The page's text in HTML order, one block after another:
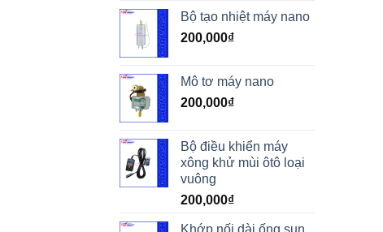
Bộ tạo nhiệt máy nano
200,000₫
Mô tơ máy nano
200,000₫
Bộ điều khiển máy
xông khử mùi ôtô loại
vuông
200,000₫
Khớp nối dài ống sun